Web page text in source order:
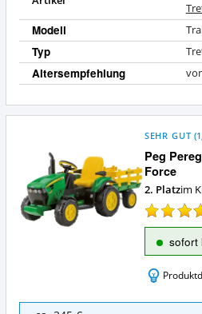
Modell
Typ
Altersempfehlung
Peg
Force
SEHR GUT (
2. Platzim
sofort